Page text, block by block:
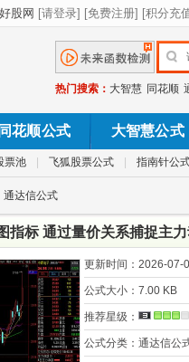
热门搜索： 大智慧 同花顺
同花顺公式 大智慧公式
票池 飞狐股票公式 指南针公
通达信公式
指标 通过量价关系捕捉主
更新时间： 2026-07-
公式大小： 7.00 KB
推荐星级：
公式分类： 通达信公